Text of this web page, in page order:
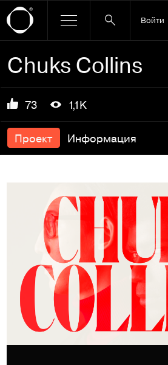
Войти
Chuks Collins
73 1,1K
Проект Информация